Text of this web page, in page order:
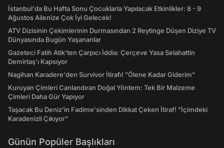
İstanbul'da Bu Hafta Sonu Çocuklarla Yapılacak Etkinlikler: 8 - 9
Ağustos Ailenize Çok İyi Gelecek!
ATV Dizisinin Çekimlerinin Durmasından 2 Reytinge Düşen Diziye TV
Dünyasında Bugün Yaşananlar
Gazeteci Fatih Atik'ten Çarpıcı İddia: Çerçeve Yasa Selahattin
Demirtaş'ı Kapsıyor
Nagihan Karadere'den Survivor İtirafı! "Ölene Kadar Giderim"
Kuruyan Çimleri Canlandıran Doğal Yöntem: Tek Bir Malzeme
Çimleri Daha Gür Yapıyor
Taşacak Bu Deniz'in Fadime'sinden Dikkat Çeken İtiraf! "İçimdeki
Karadenizli Çıkıyor"
Günün Popüler Başlıkları